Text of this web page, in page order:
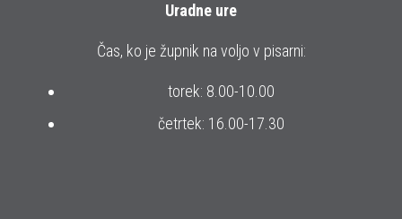
Uradne ure
Čas, ko je župnik na voljo v pisarni:
torek: 8.00-10.00
četrtek: 16.00-17.30